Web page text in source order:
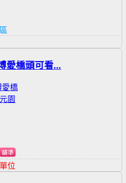
愛橋頭可看...
位